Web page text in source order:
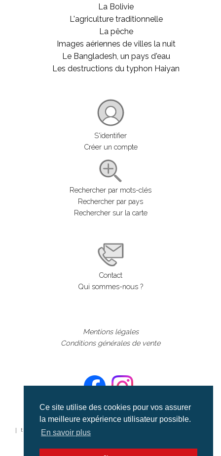
Ce site utilise des cookies pour vos assurer
la meilleure expérience utilisateur possible.
En savoir plus
La Bolivie
L'agriculture traditionnelle
La pêche
Images aériennes de villes la nuit
Le Bangladesh, un pays d'eau
Les destructions du typhon Haiyan
S'identifier
Créer un compte
Rechercher par mots-clés
Rechercher par pays
Rechercher sur la carte
Contact
Qui sommes-nous ?
Mentions légales
Conditions générales de vente
©aerialcollection marque déposée 2024
| tous droits réservés | aerialcollection.fr banque d'images
aériennes et documentaires video et cinéma |